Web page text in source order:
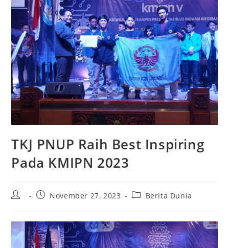
TKJ PNUP Raih Best Inspiring
Pada KMIPN 2023
Post
PostNovember 27, 2023
PostBerita Dunia